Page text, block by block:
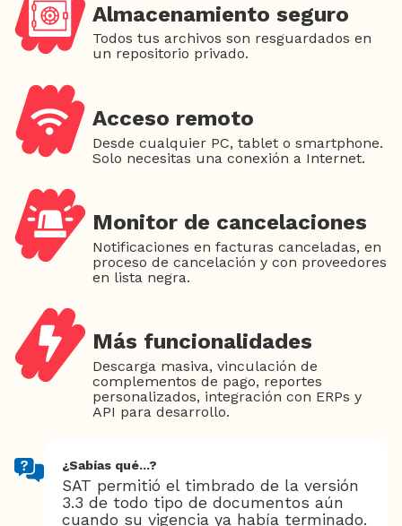
Almacenamiento seguro
Todos tus archivos son resguardados en
un repositorio privado.
Acceso remoto
Desde cualquier PC, tablet o smartphone.
Solo necesitas una conexión a Internet.
Monitor de cancelaciones
Notificaciones en facturas canceladas, en
proceso de cancelación y con proveedores
en lista negra.
Más funcionalidades
Descarga masiva, vinculación de
complementos de pago, reportes
personalizados, integración con ERPs y
API para desarrollo.
¿Sabías qué...?
SAT permitió el timbrado de la versión
3.3 de todo tipo de documentos aún
cuando su vigencia ya había terminado.